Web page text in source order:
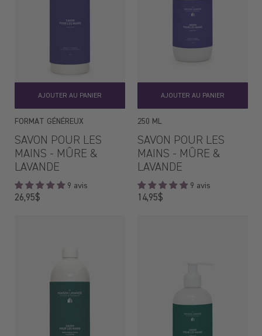
AJOUTER AU PANIER
FORMAT GÉNÉREUX
SAVON POUR LES
MAINS - MÛRE &
LAVANDE
9 avis
26,95$Prix
AJOUTER AU PANIER
250 ML
SAVON POUR LES
MAINS - MÛRE &
LAVANDE
9 avis
14,95$Prix